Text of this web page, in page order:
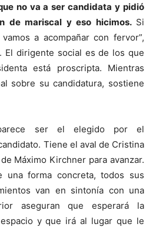
no va a ser candidata y pidió
de mariscal y eso hicimos. Si
a acompañar con fervor”,
El dirigente social es de los que
está proscripta. Mientras
sobre su candidatura, sostiene
ser el elegido por el
Tiene el aval de Cristina
Máximo Kirchner para avanzar.
una forma concreta, todos sus
van en sintonía con una
aseguran que esperará la
y que irá al lugar que le